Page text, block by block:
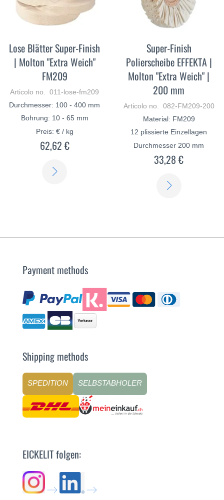
Lose Blätter Super-Finish
| Molton "Extra Weich"
FM209
Articolo no. 011-lose-fm209
Durchmesser: 100 - 400 mm
Bohrung: 10 - 65 mm
Preis: € / kg
62,62 €
Super-Finish
Polierscheibe EFFEKTA |
Molton "Extra Weich" |
200 mm
Articolo no. 082-FM209-200
Material: FM209
12 plissierte Einzellagen
Durchmesser 200 mm
33,28 €
Payment methods
Shipping methods
SPEDITION SELBSTABHOLER
EICKELIT folgen: